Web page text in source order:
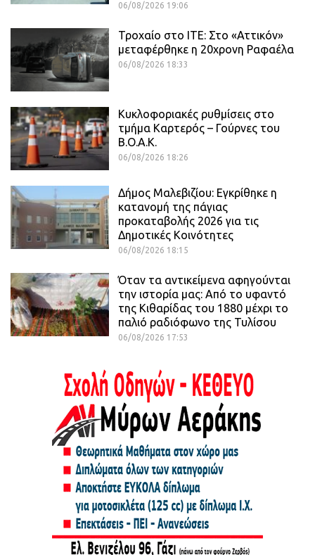
06/08/2026 19:06
Τροχαίο στο ΙΤΕ: Στο «Αττικόν»
μεταφέρθηκε η 20χρονη Ραφαέλα
06/08/2026 18:33
Κυκλοφοριακές ρυθμίσεις στο
τμήμα Καρτερός – Γούρνες του
Β.Ο.Α.Κ.
06/08/2026 18:26
Δήμος Μαλεβιζίου: Εγκρίθηκε η
κατανομή της πάγιας
προκαταβολής 2026 για τις
Δημοτικές Κοινότητες
06/08/2026 18:15
Όταν τα αντικείμενα αφηγούνται
την ιστορία μας: Από το υφαντό
της Κιθαρίδας του 1880 μέχρι το
παλιό ραδιόφωνο της Τυλίσου
06/08/2026 17:53